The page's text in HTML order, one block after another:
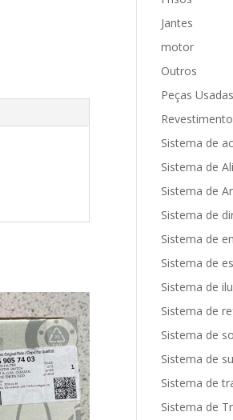
Jantes
motor
Outros
Peças Usadas
Sistema de
Sistema de
Sistema de
Sistema de
Sistema de
Sistema de
Sistema de
Sistema de
Sistema de
Sistema de
Sistema de
Sistema de